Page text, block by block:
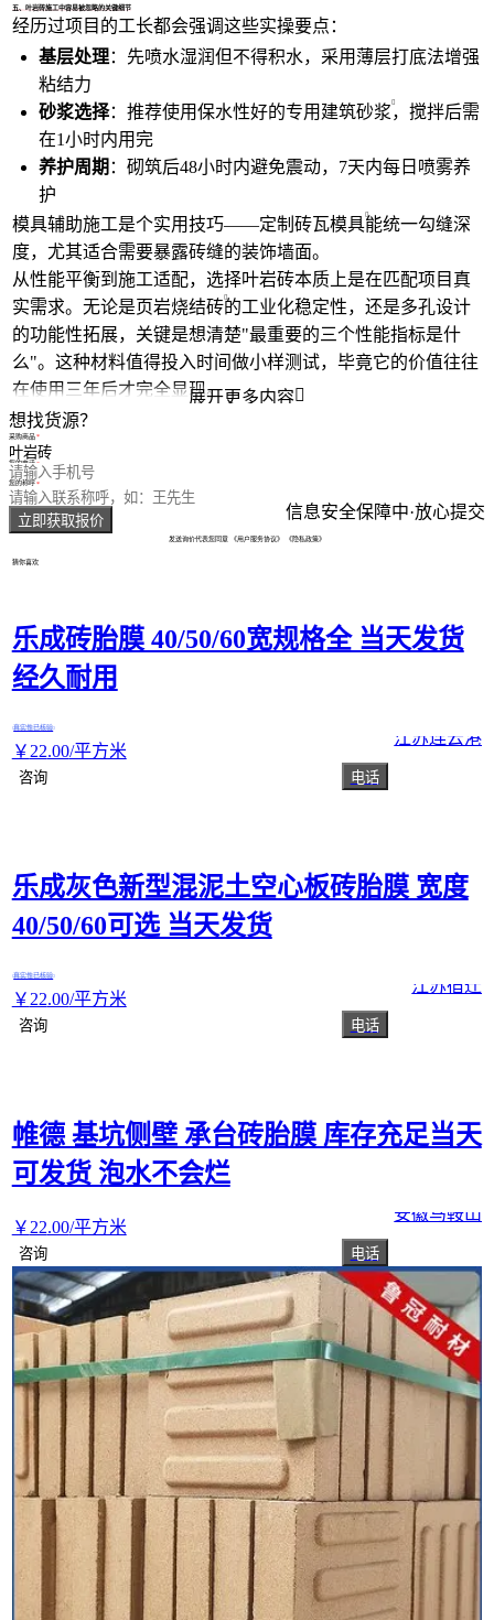
五、叶岩砖施工中容易被忽略的关键细节
经历过项目的工长都会强调这些实操要点：
基层处理：先喷水湿润但不得积水，采用薄层打底法增强
粘结力
砂浆选择：推荐使用保水性好的专用 建筑砂浆，搅拌后需
在1小时内用完
养护周期 ：砌筑后48小时内避免震动，7天内每日喷雾养
护
模具辅助施工是个实用技巧——定制 砖瓦模具能统一勾缝深
度，尤其适合需要暴露砖缝的装饰墙面。
从性能平衡到施工适配，选择叶岩砖本质上是在匹配项目真
实需求。无论是页岩烧结砖的工业化稳定性，还是多孔设计
的功能性拓展，关键是想清楚"最重要的三个性能指标是什
么"。这种材料值得投入时间做小样测试，毕竟它的价值往往
在使用三年后才完全显现。展开更多内容
想找货源？
采购商品
您的电话
您的称呼
立即获取报价 信息安全保障中·放心提交
发送询价代表您同意 《用户服务协议》 《隐私政策》
猜你喜欢
乐成砖胎膜 40/50/60宽规格全 当天发货
经久耐用
真实性已核验
￥ 22.00/平方米
江苏连云港
咨询 电话
乐成灰色新型混泥土空心板砖胎膜 宽度
40/50/60可选 当天发货
真实性已核验
￥ 22.00/平方米
江苏宿迁
咨询 电话
帷德 基坑侧壁 承台砖胎膜 库存充足当天
可发货 泡水不会烂
￥ 22.00/平方米
安徽马鞍山
咨询 电话